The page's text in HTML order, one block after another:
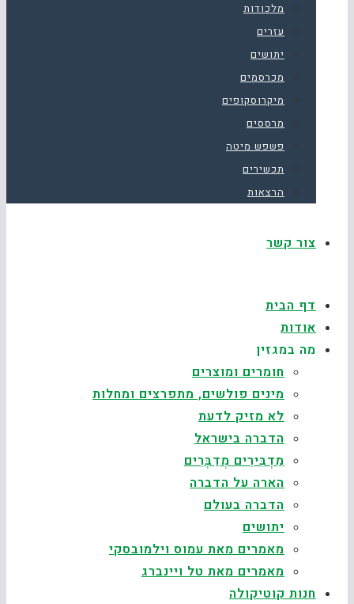
מלכודות
עזרים
יתושים
מכרסמים
מיקרוסקופים
מרססים
פשפש מיטה
תכשירים
הרצאות
צור קשר
דף הבית
אודות
מה במגזין
חומרים ומוצרים
מינים פולשים, מתפרצים ומחלות
לא מזיק לדעת
הדברה בישראל
מַדְבִּירִים מְדַבְּרִים
הארה על הדברה
הדברה בעולם
יתושים
מאמרים מאת עמוס וילמובסקי
מאמרים מאת טל ויינברג
חנות קוטיקולה